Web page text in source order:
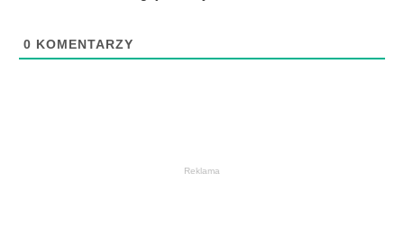
0 KOMENTARZY
Reklama